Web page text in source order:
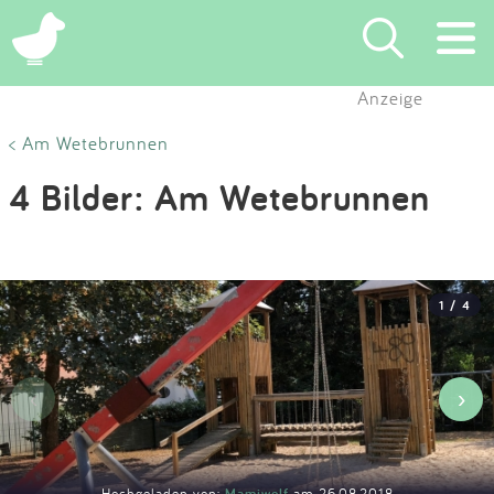
×
Eintragen
Blog
Partner
Kontakt
Anzeige
< Am Wetebrunnen
4 Bilder: Am Wetebrunnen
1 / 4
‹ ›